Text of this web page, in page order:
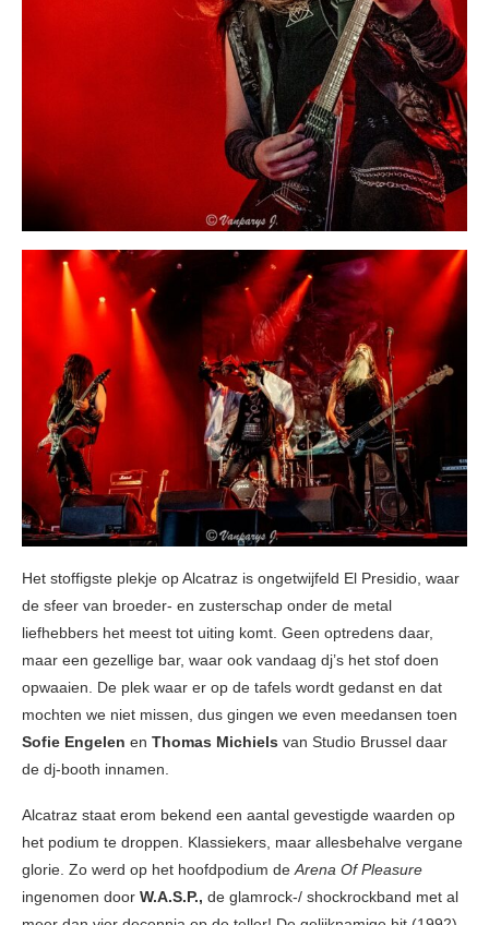
Het stoffigste plekje op Alcatraz is ongetwijfeld El Presidio, waar
de sfeer van broeder- en zusterschap onder de metal
liefhebbers het meest tot uiting komt. Geen optredens daar,
maar een gezellige bar, waar ook vandaag dj’s het stof doen
opwaaien. De plek waar er op de tafels wordt gedanst en dat
mochten we niet missen, dus gingen we even meedansen toen
Sofie Engelen en Thomas Michiels van Studio Brussel daar
de dj-booth innamen.
Alcatraz staat erom bekend een aantal gevestigde waarden op
het podium te droppen. Klassiekers, maar allesbehalve vergane
glorie. Zo werd op het hoofdpodium de Arena Of Pleasure
ingenomen door W.A.S.P., de glamrock-/ shockrockband met al